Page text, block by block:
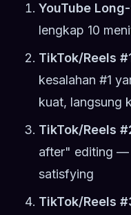
YouTube
lengkap 10
TikTok/Reels
kesalahan #1
kuat, langsung
TikTok/Reels
after" editing —
satisfying
TikTok/Reels